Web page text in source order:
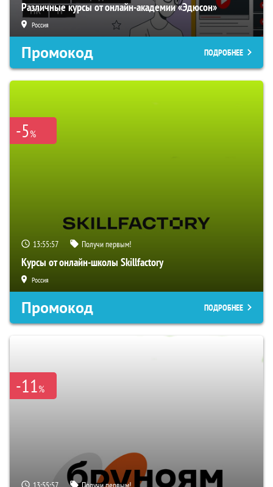
Различные курсы от онлайн-академии «Эдюсон»
Россия
Промокод ПОДРОБНЕЕ
-5%
13:55:56 Получи первым!
Курсы от онлайн-школы Skillfactory
Россия
Промокод ПОДРОБНЕЕ
-11%